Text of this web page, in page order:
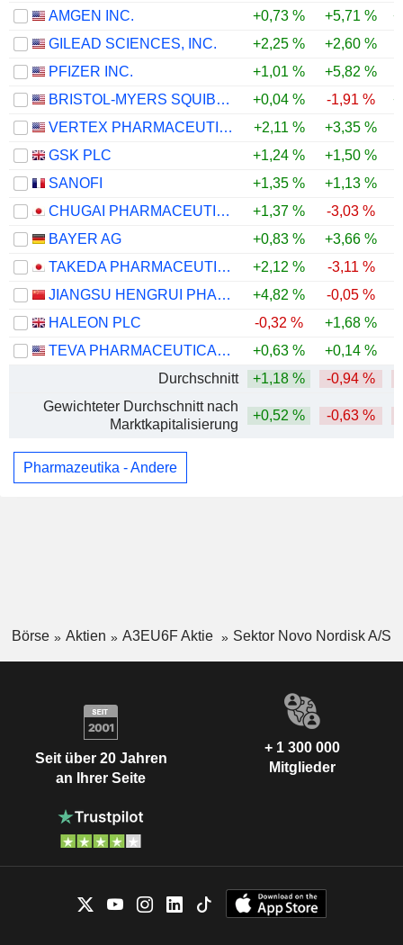
AMGEN INC.
+0,73 % +5,71 %
GILEAD SCIENCES, INC.
+2,25 % +2,60 %
PFIZER INC.
+1,01 % +5,82 %
BRISTOL-MYERS SQUIBB COMPANY
+0,04 % -1,91 %
VERTEX PHARMACEUTICALS INCORPORATED
+2,11 % +3,35 %
GSK PLC
+1,24 % +1,50 %
SANOFI
+1,35 % +1,13 %
CHUGAI PHARMACEUTICAL CO., LTD.
+1,37 % -3,03 %
BAYER AG
+0,83 % +3,66 %
TAKEDA PHARMACEUTICAL COMPANY LIMITED
+2,12 % -3,11 %
JIANGSU HENGRUI PHARMACEUTICALS CO.,LTD
+4,82 % -0,05 %
HALEON PLC
-0,32 % +1,68 %
TEVA PHARMACEUTICAL INDUSTRIES LIMITED
+0,63 % +0,14 %
Durchschnitt
+1,18 % -0,94 %
Gewichteter Durchschnitt nach
Marktkapitalisierung
+0,52 % -0,63 %
Pharmazeutika - Andere
Börse Aktien A3EU6F Aktie Sektor Novo Nordisk A/S
Seit über 20 Jahren
an Ihrer Seite
+ 1 300 000
Mitglieder